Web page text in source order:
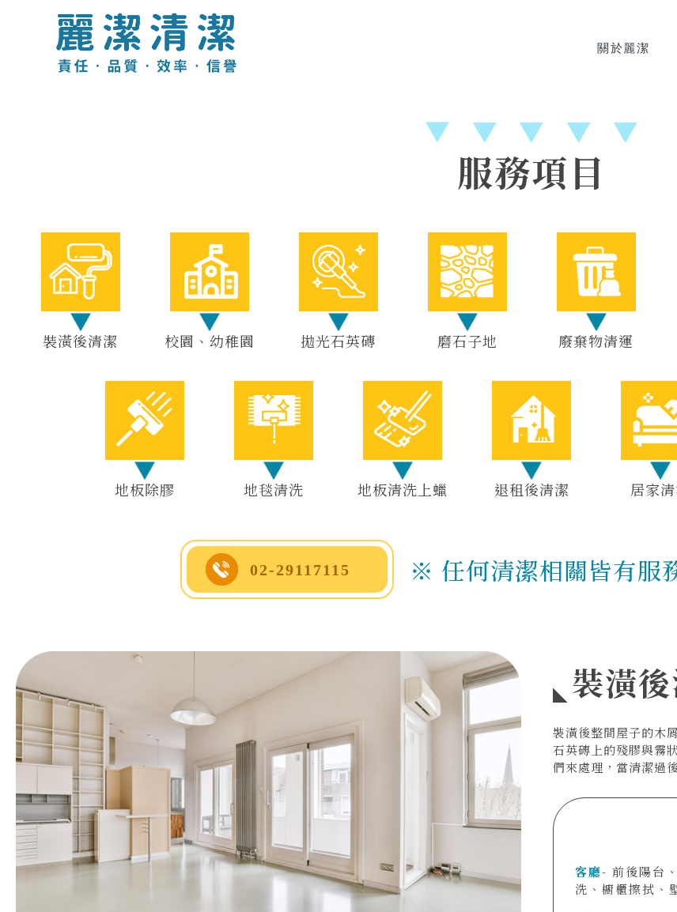
關於麗潔
服務項目
裝潢後清潔 校園、幼稚園 拋光石英磚 磨石子地 廢棄物清運
地板除膠 地毯清洗 地板清洗上蠟 退租後清潔 居家
※ 任何清潔相關皆有服
02-29117115
裝潢
裝潢後整間屋子的木
石英磚上的殘膠與霧
們來處理，當清潔過
客廳- 前後陽台
洗、櫥櫃擦拭、